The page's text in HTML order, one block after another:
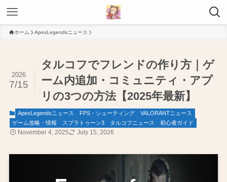
ホーム ApexLegendsニュース
タルコフでフレンドの作り方｜ゲ
ーム内追加・コミュニティ・アプ
リの3つの方法【2025年最新】
2026
7/15
ApexLegendsニュース FPS・シューティング
VALORANTニュース
ゲーム攻略・情報
スプラトゥーン3 タルコフニュース 初心者ガイド
November 4, 2025 July 15, 2026